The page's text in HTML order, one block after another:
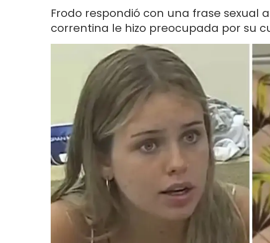
Frodo respondió con una frase sexual
correntina le hizo preocupada por su